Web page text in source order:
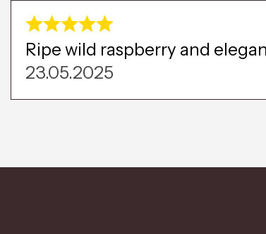
Ripe wild raspberry and
23.05.2025